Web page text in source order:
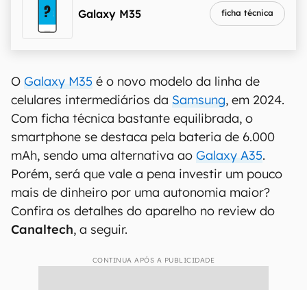
Galaxy M35 ficha técnica
O Galaxy M35 é o novo modelo da linha de
celulares intermediários da Samsung, em 2024.
Com ficha técnica bastante equilibrada, o
smartphone se destaca pela bateria de 6.000
mAh, sendo uma alternativa ao Galaxy A35.
Porém, será que vale a pena investir um pouco
mais de dinheiro por uma autonomia maior?
Confira os detalhes do aparelho no review do
Canaltech, a seguir.
CONTINUA APÓS A PUBLICIDADE